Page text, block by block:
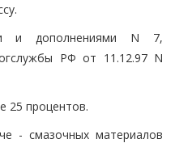
и дополнениями N 7,
РФ от 11.12.97 N
25 процентов.
- смазочных материалов